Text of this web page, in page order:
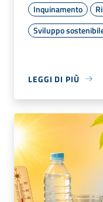
Inquinamento
Sviluppo
LEGGI DI PIÙ